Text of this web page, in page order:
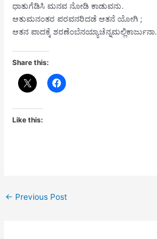
ಧಾತುಗೆಡಿಸಿ ಮನವ ನೋಡಿ ಕಾಡುವನು.
ಆತುಮನಂತರ ಪರವನರಿದಡೆ ಆತನೆ ಯೋಗಿ ;
ಆತನ ಪಾದಕ್ಕೆ ಶರಣೆಂಬೆನಯ್ಯಾಚೆನ್ನಮಲ್ಲಿಕಾರ್ಜುನಾ.
Share this:
Like this:
← Previous Post